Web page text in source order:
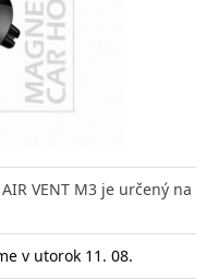
VENT M3 je určený na
v utorok 11. 08.